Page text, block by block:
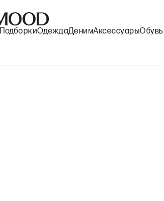
ПодборкиОдеждаДенимАксессуарыОбувь